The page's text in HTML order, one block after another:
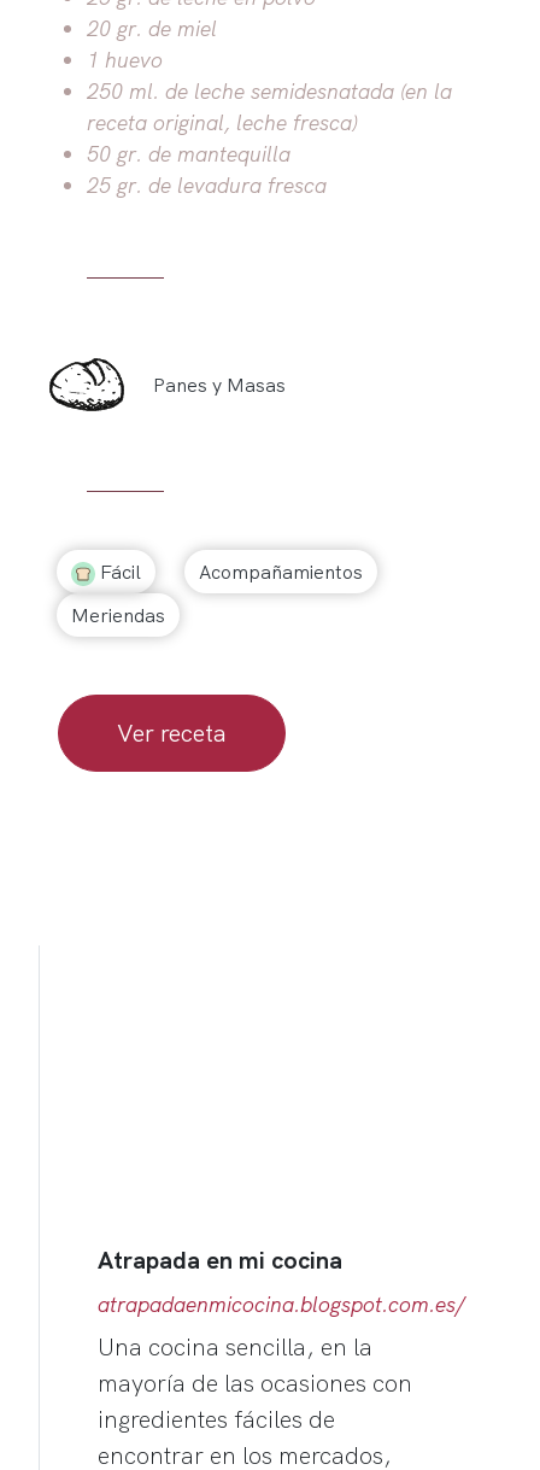
20 gr. de miel
1 huevo
250 ml. de leche semidesnatada (en la
receta original, leche fresca)
50 gr. de mantequilla
25 gr. de levadura fresca
Panes y Masas
Fácil
Acompañamientos
Meriendas
Ver receta
Atrapada en mi cocina
atrapadaenmicocina.blogspot.com.es/
Una cocina sencilla, en la
mayoría de las ocasiones con
ingredientes fáciles de
encontrar en los mercados,